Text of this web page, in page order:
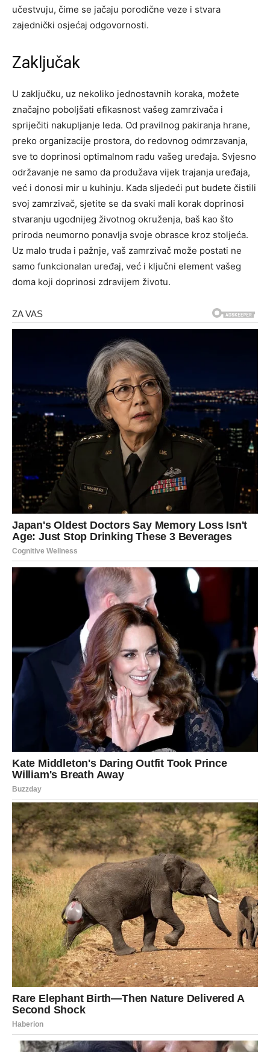
učestvuju, čime se jačaju porodične veze i stvara
zajednički osjećaj odgovornosti.
Zaključak
U zaključku, uz nekoliko jednostavnih koraka, možete
značajno poboljšati efikasnost vašeg zamrzivača i
spriječiti nakupljanje leda. Od pravilnog pakiranja hrane,
preko organizacije prostora, do redovnog odmrzavanja,
sve to doprinosi optimalnom radu vašeg uređaja. Svjesno
održavanje ne samo da produžava vijek trajanja uređaja,
već i donosi mir u kuhinju. Kada sljedeći put budete čistili
svoj zamrzivač, sjetite se da svaki mali korak doprinosi
stvaranju ugodnijeg životnog okruženja, baš kao što
priroda neumorno ponavlja svoje obrasce kroz stoljeća.
Uz malo truda i pažnje, vaš zamrzivač može postati ne
samo funkcionalan uređaj, već i ključni element vašeg
doma koji doprinosi zdravijem životu.